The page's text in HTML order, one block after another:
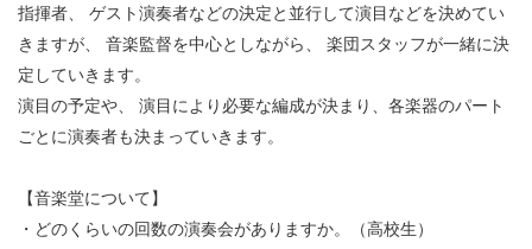
指揮者、 ゲスト演奏者などの決定と並行して演目などを決めてい
きますが、 音楽監督を中心としながら、 楽団スタッフが一緒に決
定していきます。
演目の予定や、 演目により必要な編成が決まり、各楽器のパート
ごとに演奏者も決まっていきます。
【音楽堂について】
・どのくらいの回数の演奏会がありますか。（高校生）